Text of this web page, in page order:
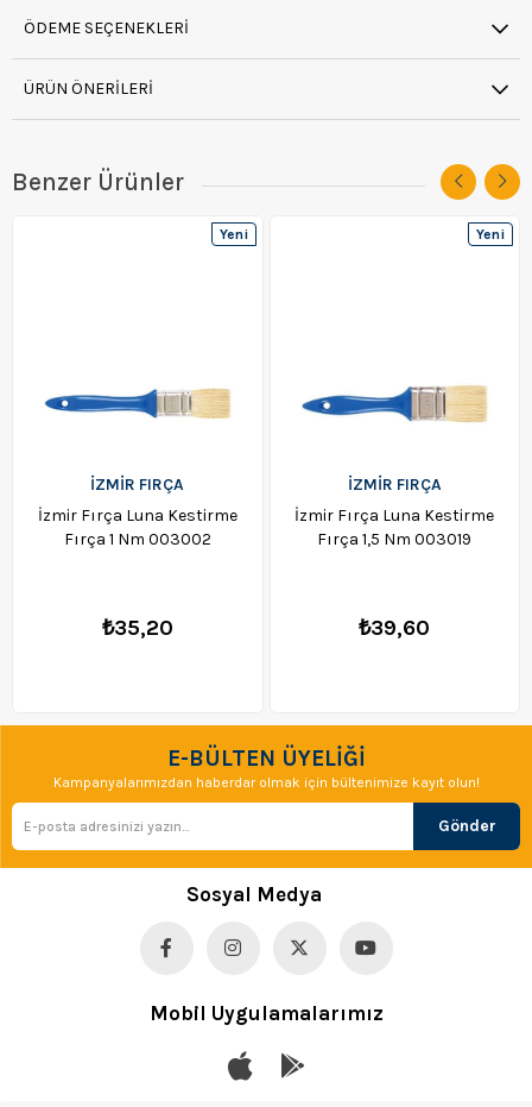
ÖDEME SEÇENEKLERI
ÜRÜN ÖNERILERI
Benzer Ürünler
İZMİR FIRÇA
İzmir Fırça Luna Kestirme
Fırça 1 Nm 003002
₺35,20
Yeni
İZMİR FIRÇA
İzmir Fırça Luna Kestirme
Fırça 1,5 Nm 003019
₺39,60
Yeni
E-BÜLTEN ÜYELİĞİ
Kampanyalarımızdan haberdar olmak için bültenimize kayıt olun!
Gönder
Sosyal Medya
Mobil Uygulamalarımız